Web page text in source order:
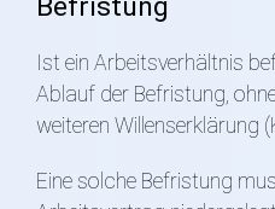
Befristung
Ist ein Arbeitsverhältnis
Ablauf der Befristung,
weiteren Willenserklärung
Eine solche Befristung